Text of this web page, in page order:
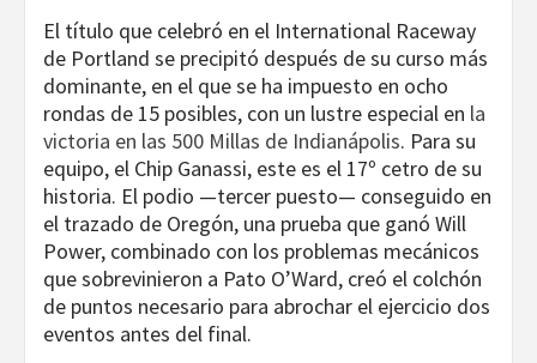
El título que celebró en el International Raceway
de Portland se precipitó después de su curso más
dominante, en el que se ha impuesto en ocho
rondas de 15 posibles, con un lustre especial en la
victoria en las 500 Millas de Indianápolis. Para su
equipo, el Chip Ganassi, este es el 17º cetro de su
historia. El podio —tercer puesto— conseguido en
el trazado de Oregón, una prueba que ganó Will
Power, combinado con los problemas mecánicos
que sobrevinieron a Pato O’Ward, creó el colchón
de puntos necesario para abrochar el ejercicio dos
eventos antes del final.